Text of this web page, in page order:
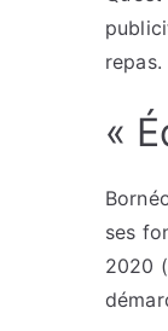
repas.
«
ses
2020